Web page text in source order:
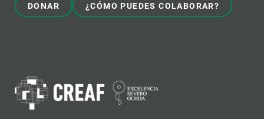
DONAR ¿CÓMO PUEDES COLABORAR?